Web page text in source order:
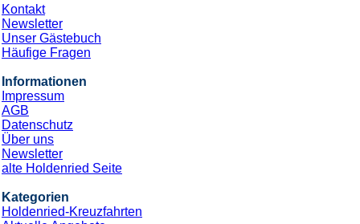
Kontakt
Newsletter
Unser Gästebuch
Häufige Fragen
Informationen
Impressum
AGB
Datenschutz
Über uns
Newsletter
alte Holdenried Seite
Kategorien
Holdenried-Kreuzfahrten